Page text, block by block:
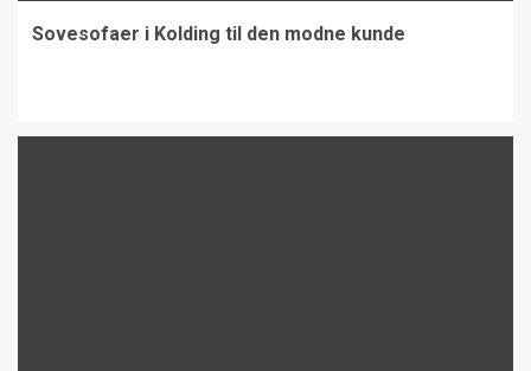
Sovesofaer i Kolding til den modne kunde